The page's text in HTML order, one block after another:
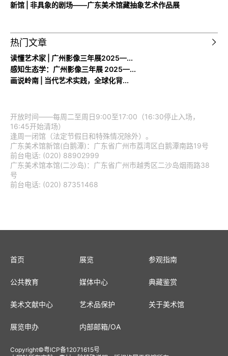
新馆 | 非具象的剧场——广东美术馆藏抽象艺术作品展
热门文章
读懂艺术家 | 广州影像三年展2025—...
感知生态学：广州影像三年展 2025—...
画说岭南 | 当代艺术实践，全球化背...
开放时间——每周二至周日9:00至17:00（16:30停止入场，
16:45开始清场）
逢周一闭馆（法定节假日和特殊情况除外）。
广东美术馆新馆(白鹅潭)：广东省广州市荔湾区白鹅潭南路19号
前台电话: (020) 88902999
广东美术馆本馆(二沙岛)：广东省广州市越秀区二沙岛烟雨路38
号
前台电话: (020) 87351468
首页 展览 参观指南
公共教育 媒体中心 典藏鉴赏
美术文献中心 艺术品保护 关于美术馆
展览申办 内部邮箱/OA
Copyright©粤ICP备12071615号